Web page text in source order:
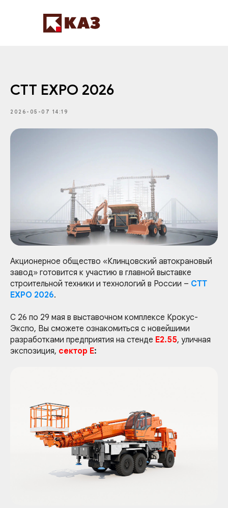
СТТ EXPO 2026
2026-05-07 14:19
Акционерное общество «Клинцовский автокрановый
завод» готовится к участию в главной выставке
строительной техники и технологий в России – CTT
EXPO 2026.
С 26 по 29 мая в выставочном комплексе Крокус-
Экспо, Вы сможете ознакомиться с новейшими
разработками предприятия на стенде E2.55, уличная
экспозиция, сектор Е: